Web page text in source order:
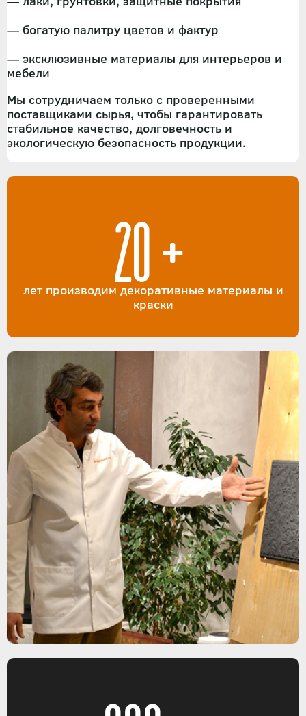
— богатую палитру цветов и фактур
— эксклюзивные материалы для интерьеров и
мебели
Мы сотрудничаем только с проверенными
поставщиками сырья, чтобы гарантировать
стабильное качество, долговечность и
экологическую безопасность продукции.
20+
лет производим декоративные материалы и
краски